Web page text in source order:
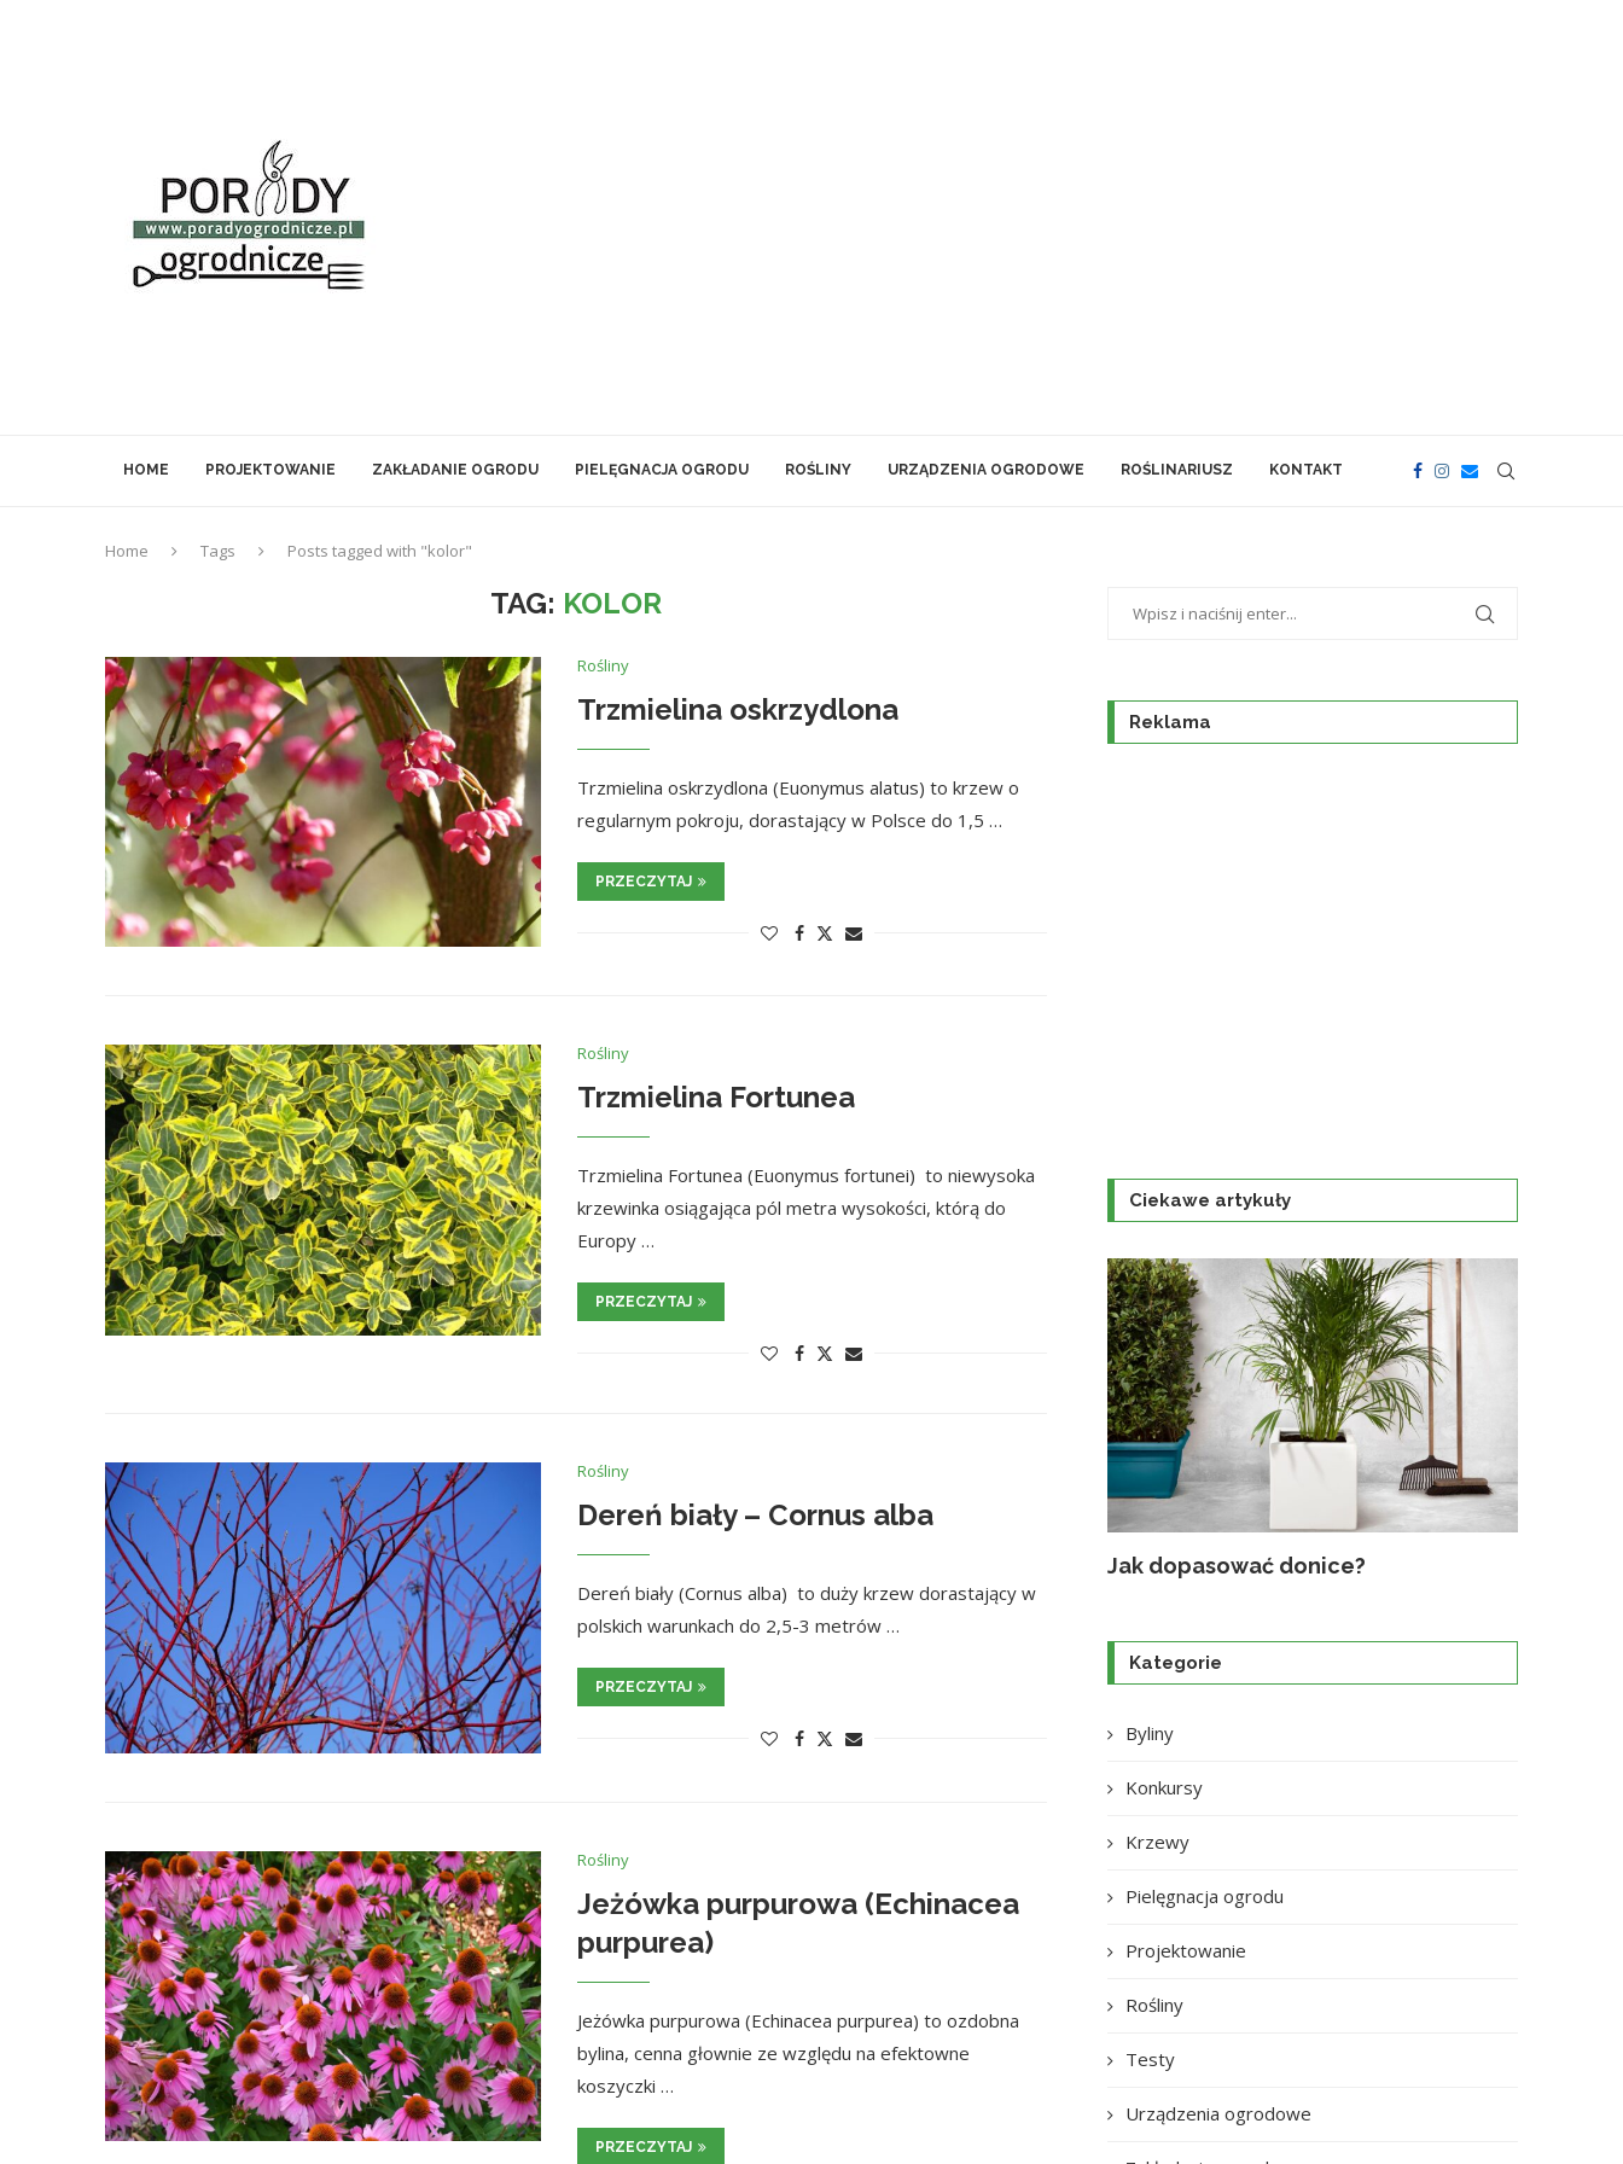
HOME PROJEKTOWANIE ZAKŁADANIE OGRODU PIELĘGNACJA OGRODU ROŚLINY URZĄDZENIA OGRODOWE ROŚLINARIUSZ KONTAKT
Home Tags Posts tagged with "kolor"
TAG: KOLOR
Rośliny
Trzmielina oskrzydlona
Trzmielina oskrzydlona (Euonymus alatus) to krzew o
regularnym pokroju, dorastający w Polsce do 1,5 …
PRZECZYTAJ
Rośliny
Trzmielina Fortunea
Trzmielina Fortunea (Euonymus fortunei) to niewysoka
krzewinka osiągająca pól metra wysokości, którą do
Europy …
PRZECZYTAJ
Rośliny
Dereń biały – Cornus alba
Dereń biały (Cornus alba) to duży krzew dorastający w
polskich warunkach do 2,5-3 metrów …
PRZECZYTAJ
Rośliny
Jeżówka purpurowa (Echinacea
purpurea)
Jeżówka purpurowa (Echinacea purpurea) to ozdobna
bylina, cenna głownie ze względu na efektowne
koszyczki …
PRZECZYTAJ
Reklama
Ciekawe artykuły
Jak dopasować donice?
Kategorie
Byliny
Konkursy
Krzewy
Pielęgnacja ogrodu
Projektowanie
Rośliny
Testy
Urządzenia ogrodowe